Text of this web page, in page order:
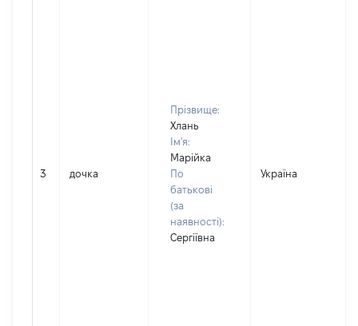
3 дочка
Прізвище:
Хлань
Ім'я:
Марійка
По
батькові
(за
наявності):
Сергіївна
Україна